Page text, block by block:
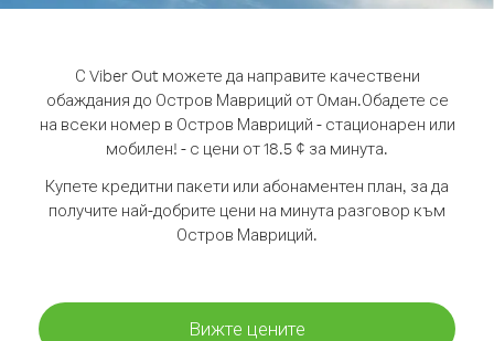
С Viber Out можете да направите качествени
обаждания до Остров Мавриций от Оман.Обадете се
на всеки номер в Остров Мавриций - стационарен или
мобилен! - с цени от 18.5 ¢ за минута.
Купете кредитни пакети или абонаментен план, за да
получите най-добрите цени на минута разговор към
Остров Мавриций.
Вижте цените